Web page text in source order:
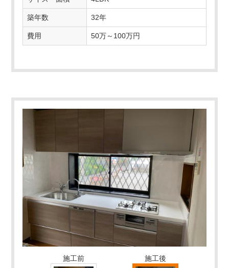
築年数 32年
費用 50万～100万円
施工前 施工後